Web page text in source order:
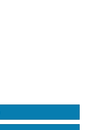
GmbH
der Mehrwertsteuer,